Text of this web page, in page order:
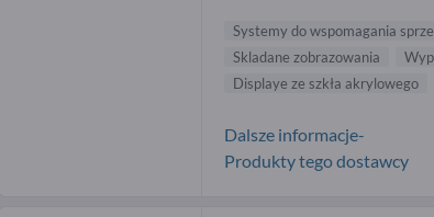
Systemy do wspomagania
Skladane zobrazowania
Displaye ze szkła akrylowego
Dalsze informacje-
Produkty tego dostawcy